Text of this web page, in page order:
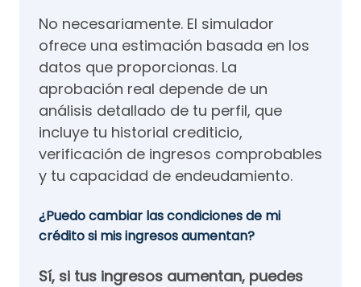
No necesariamente. El simulador
ofrece una estimación basada en los
datos que proporcionas. La
aprobación real depende de un
análisis detallado de tu perfil, que
incluye tu historial crediticio,
verificación de ingresos comprobables
y tu capacidad de endeudamiento.
¿Puedo cambiar las condiciones de mi
crédito si mis ingresos aumentan?
Sí, si tus ingresos aumentan, puedes